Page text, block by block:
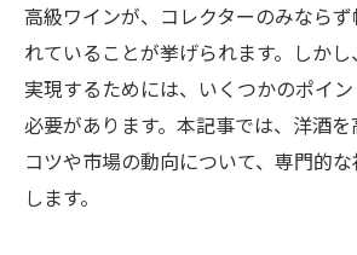
高級ワインが、コレクターのみなら
れていることが挙げられます。しか
実現するためには、いくつかのポイ
必要があります。本記事では、洋酒
コツや市場の動向について、専門的
します。